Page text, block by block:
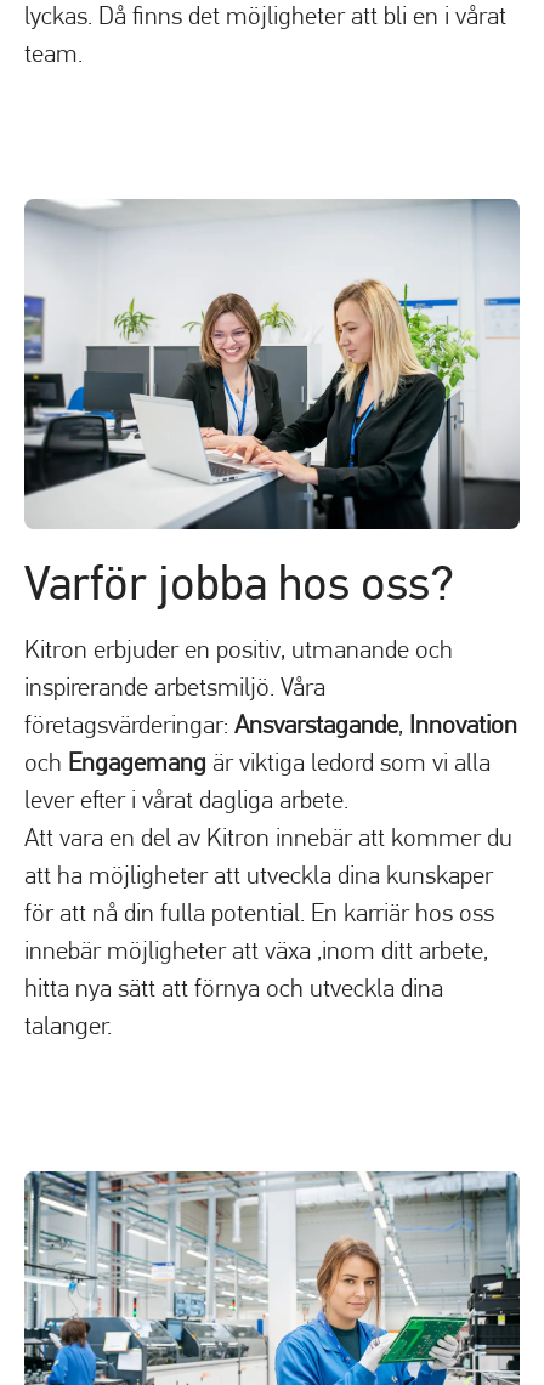
lyckas. Då finns det möjligheter att bli en i vårat
team.
Varför jobba hos oss?
Kitron erbjuder en positiv, utmanande och
inspirerande arbetsmiljö. Våra
företagsvärderingar: Ansvarstagande, Innovation
och Engagemang är viktiga ledord som vi alla
lever efter i vårat dagliga arbete.
Att vara en del av Kitron innebär att kommer du
att ha möjligheter att utveckla dina kunskaper
för att nå din fulla potential. En karriär hos oss
innebär möjligheter att växa ,inom ditt arbete,
hitta nya sätt att förnya och utveckla dina
talanger.